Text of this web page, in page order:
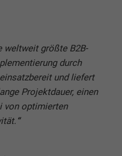
weltweit größte B2B-
durch
und liefert
Projektdauer, einen
von optimierten
“